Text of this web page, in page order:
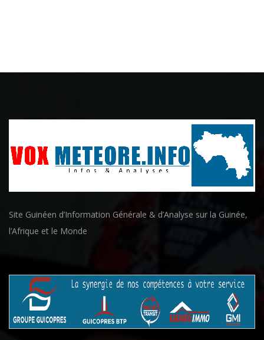
Site Guinéen d’Information Générale & d’Analyse sur la Guinée,
l’Afrique et le Monde